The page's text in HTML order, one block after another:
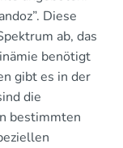
Diese
ab, das
benötigt
gibt es in der
die
bestimmten